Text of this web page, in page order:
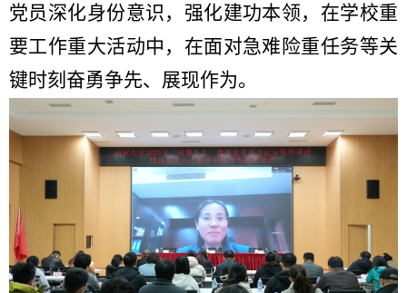
党员深化身份意识，强化建功本领，在学校重
要工作重大活动中，在面对急难险重任务等关
键时刻奋勇争先、展现作为。